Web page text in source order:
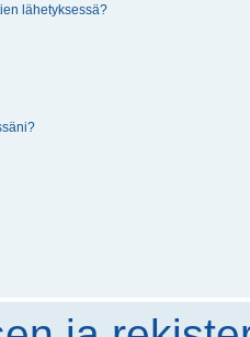
lähetyksessä?